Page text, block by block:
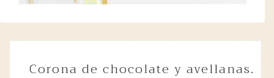
corona de chocolate y avellanas.